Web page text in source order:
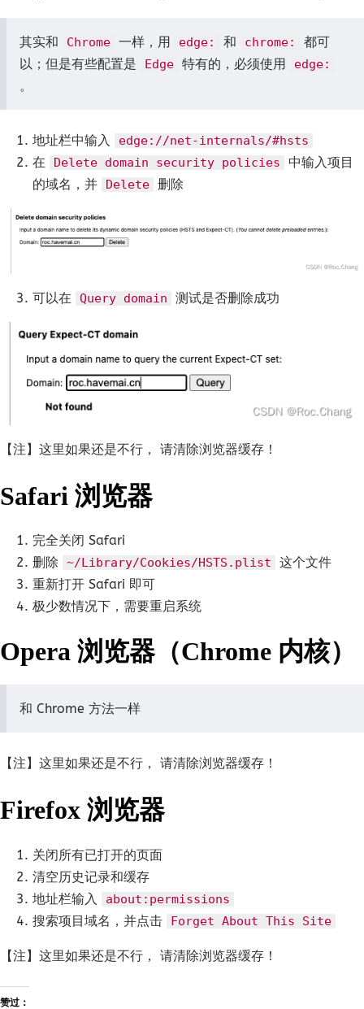
其实和 Chrome 一样，用 edge: 和 chrome:
都可
以；但是有些配置是
Edge 特有的，必须使用 edge:
。
地址栏中输入 edge://net-internals/#hsts
在 Delete domain security policies
中输入项目
的域名，并
Delete 删除
可以在 Query domain 测试是否删除成功
【注】这里如果还是不行， 请清除浏览器缓存！
Safari 浏览器
完全关闭 Safari
删除
~/Library/Cookies/HSTS.plist
这个文件
重新打开 Safari 即可
极少数情况下，需要重启系统
Opera 浏览器（Chrome 内核）
和 Chrome 方法一样
【注】这里如果还是不行， 请清除浏览器缓存！
Firefox 浏览器
关闭所有已打开的页面
清空历史记录和缓存
地址栏输入
about:permissions
搜索项目域名，并点击 Forget About This Site
【注】这里如果还是不行， 请清除浏览器缓存！
赞过：